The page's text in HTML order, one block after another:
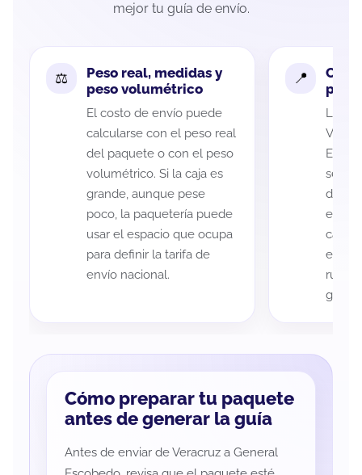
mejor tu guía de envío.
Peso real, medidas y
peso volumétrico
El costo de envío puede
calcularse con el peso real
del paquete o con el peso
volumétrico. Si la caja es
grande, aunque pese
poco, la paquetería puede
usar el espacio que ocupa
para definir la tarifa de
envío nacional.
La
de
cada
es
ruta
guía
Cómo preparar tu paquete
antes de generar la guía
Antes de enviar de Veracruz a General